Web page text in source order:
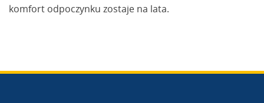
komfort odpoczynku zostaje na lata.